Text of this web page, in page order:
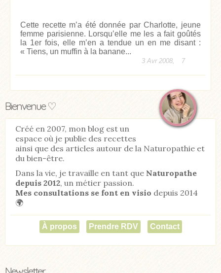
Cette recette m’a été donnée par Charlotte, jeune
femme parisienne. Lorsqu’elle me les a fait goûtés
la 1er fois, elle m’en a tendue un en me disant :
« Tiens, un muffin à la banane...
3 Avr 2008, 7
Bienvenue ♡
Créé en 2007, mon blog est un
espace où je publie des recettes
ainsi que des articles autour de la Naturopathie et
du bien-être.
Dans la vie, je travaille en tant que Naturopathe
depuis 2012, un métier passion.
Mes consultations se font en visio depuis 2014
🌍
À propos Prendre RDV Contact